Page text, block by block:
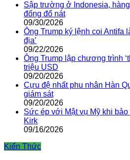
Sập trường ở Indonesia,
đống đổ nát
09/30/2026
Ông Trump ký lệnh coi Antifa
địa’
09/22/2026
Ông Trump lập chương trình
triệu USD
09/20/2026
Cựu đệ nhất phu nhân Hàn
giám sát
09/20/2026
Sức ép với Mật vụ Mỹ khi
Kirk
09/16/2026
Kiến Thức